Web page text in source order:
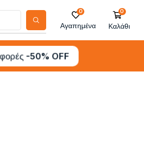
0
Αγαπημένα
0
Καλάθι
-50% OFF